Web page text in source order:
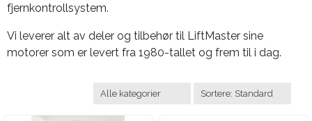
fjernkontrollsystem.
Vi leverer alt av deler og tilbehør til LiftMaster sine
motorer som er levert fra 1980-tallet og frem til i dag.